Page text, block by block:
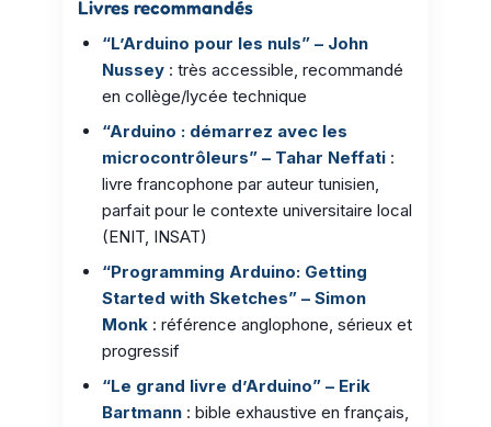
Livres recommandés
“L’Arduino pour les nuls” – John
Nussey : très accessible, recommandé
en collège/lycée technique
“Arduino : démarrez avec les
microcontrôleurs” – Tahar Neffati :
livre francophone par auteur tunisien,
parfait pour le contexte universitaire local
(ENIT, INSAT)
“Programming Arduino: Getting
Started with Sketches” – Simon
Monk : référence anglophone, sérieux et
progressif
“Le grand livre d’Arduino” – Erik
Bartmann : bible exhaustive en français,